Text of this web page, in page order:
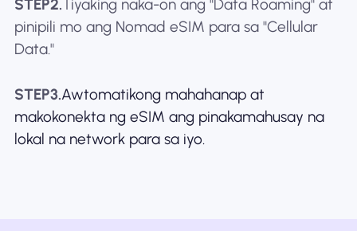
STEP2. Tiyaking naka-on ang "Data Roaming" at
pinipili mo ang Nomad eSIM para sa "Cellular
Data."
STEP3.Awtomatikong mahahanap at
makokonekta ng eSIM ang pinakamahusay na
lokal na network para sa iyo.